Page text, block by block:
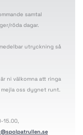
samtal
röda dagar.
utryckning så
ni välkomna att ringa
oss dygnet runt.
15.00,